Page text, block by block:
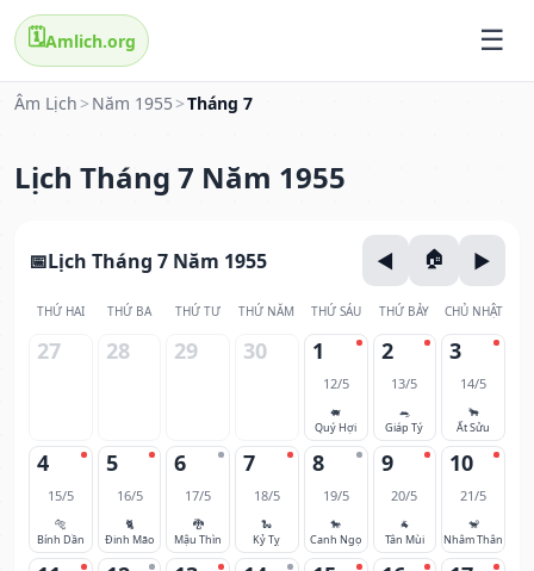
🗓️Amlich.org
Âm Lịch > Năm 1955 >Tháng 7
Lịch Tháng 7 Năm 1955
Lịch Tháng 7 Năm 1955
THỨ HAI THỨ BA THỨ TƯ THỨ NĂM THỨ SÁU THỨ BẢY CHỦ NHẬT
27 28 29 30 1
12/5
🐖
Quý Hợi
2
13/5
🐀
Giáp Tý
3
14/5
🐂
Ất Sửu
4
15/5
🐅
Bính Dần
5
16/5
🐈
Đinh Mão
6
17/5
🐉
Mậu Thìn
7
18/5
🐍
Kỷ Tỵ
8
19/5
🐎
Canh Ngọ
9
20/5
🐐
Tân Mùi
10
21/5
🐒
Nhâm Thân